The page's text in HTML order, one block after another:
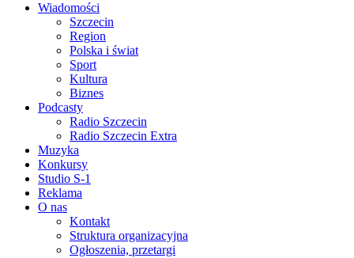
Wiadomości
Szczecin
Region
Polska i świat
Sport
Kultura
Biznes
Podcasty
Radio Szczecin
Radio Szczecin Extra
Muzyka
Konkursy
Studio S-1
Reklama
O nas
Kontakt
Struktura organizacyjna
Ogłoszenia, przetargi